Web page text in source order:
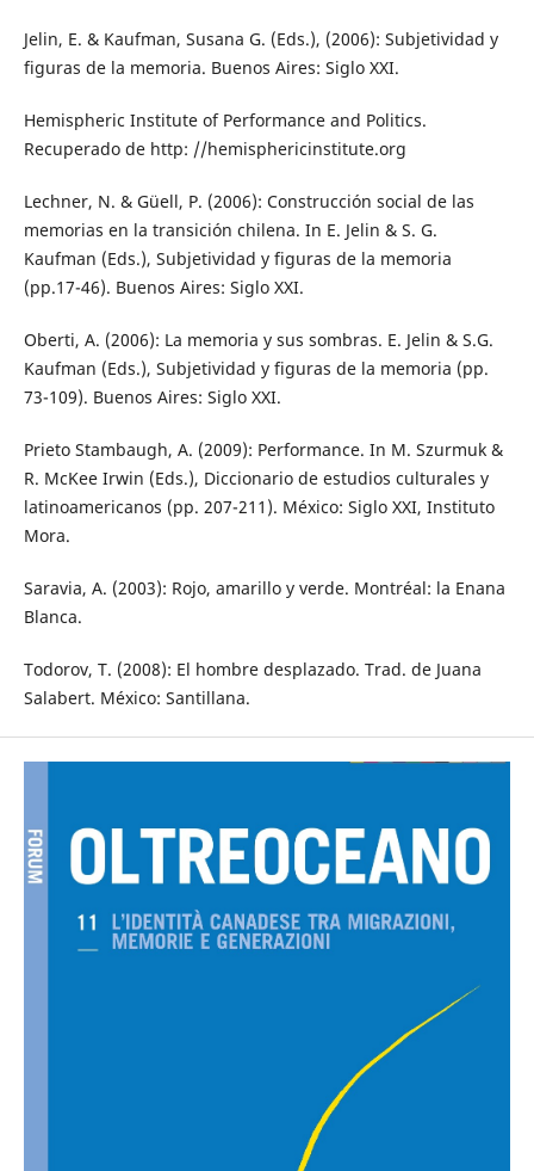
Jelin, E. & Kaufman, Susana G. (Eds.), (2006): Subjetividad y
figuras de la memoria. Buenos Aires: Siglo XXI.
Hemispheric Institute of Performance and Politics.
Recuperado de http: //hemisphericinstitute.org
Lechner, N. & Güell, P. (2006): Construcción social de las
memorias en la transición chilena. In E. Jelin & S. G.
Kaufman (Eds.), Subjetividad y figuras de la memoria
(pp.17-46). Buenos Aires: Siglo XXI.
Oberti, A. (2006): La memoria y sus sombras. E. Jelin & S.G.
Kaufman (Eds.), Subjetividad y figuras de la memoria (pp.
73-109). Buenos Aires: Siglo XXI.
Prieto Stambaugh, A. (2009): Performance. In M. Szurmuk &
R. McKee Irwin (Eds.), Diccionario de estudios culturales y
latinoamericanos (pp. 207-211). México: Siglo XXI, Instituto
Mora.
Saravia, A. (2003): Rojo, amarillo y verde. Montréal: la Enana
Blanca.
Todorov, T. (2008): El hombre desplazado. Trad. de Juana
Salabert. México: Santillana.